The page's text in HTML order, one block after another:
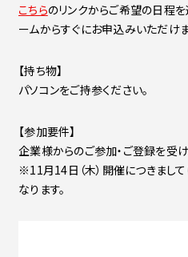
こちらのリンクからご希望の日程
ームからすぐにお申込みいただけま
【持ち物】
パソコンをご持参ください。
【参加要件】
企業様からのご参加・ご登録を受け
※11月14日（木）開催につきまし
なります。